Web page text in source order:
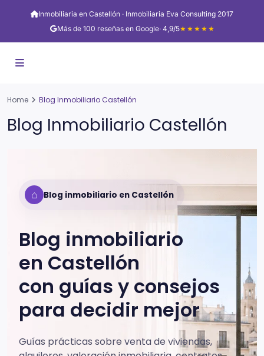
Inmobiliaria en Castellón · Inmobiliaria Eva Consulting 2017
Más de 100 reseñas en Google· 4,9/5★★★★★
Home Blog Inmobiliario Castellón
Blog Inmobiliario Castellón
⌂ Blog inmobiliario en Castellón
Blog inmobiliario
en Castellón
con guías y consejos
para decidir mejor
Guías prácticas sobre venta de viviendas,